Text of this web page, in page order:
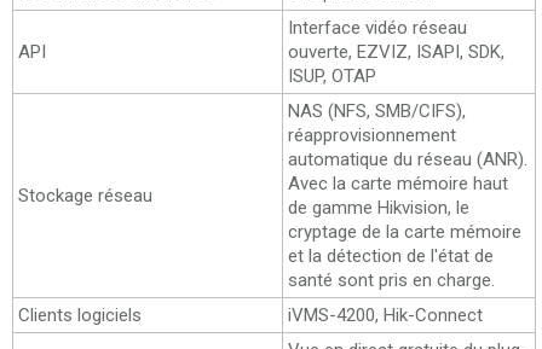
API
Interface vidéo réseau
ouverte, EZVIZ, ISAPI, SDK,
ISUP, OTAP
Stockage réseau
NAS (NFS, SMB/CIFS),
réapprovisionnement
automatique du réseau (ANR).
Avec la carte mémoire haut
de gamme Hikvision, le
cryptage de la carte mémoire
et la détection de l'état de
santé sont pris en charge.
Clients logiciels
iVMS-4200, Hik-Connect